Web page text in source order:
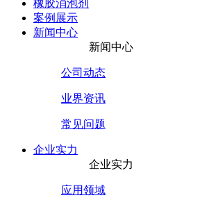
橡胶消泡剂
案例展示
新闻中心
新闻中心
公司动态
业界资讯
常见问题
企业实力
企业实力
应用领域